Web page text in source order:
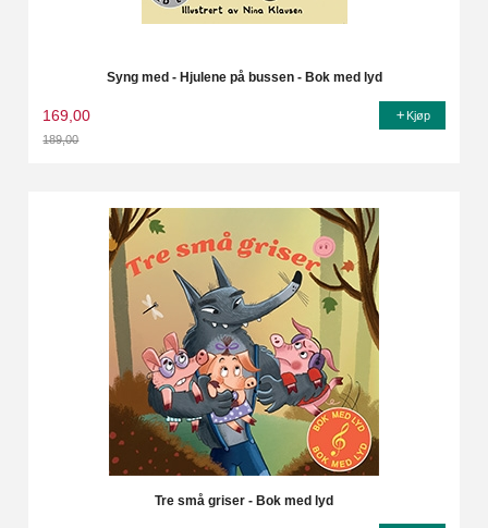
Syng med - Hjulene på bussen - Bok med lyd
169,00
189,00
Kjøp
Tre små griser - Bok med lyd